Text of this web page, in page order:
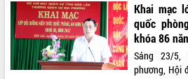
Bệnh án điện tử thúc đẩy chuyển đổi
số y tế tại Đắk Lắk
Chuyển đổi số thư viện: Mở rộng
không gian tri thức trong thời đại số
Đánh giá, rút kinh nghiệm công tác tổ
Khai mạc
quốc
khóa 86
Sáng 23/
phương, Hội